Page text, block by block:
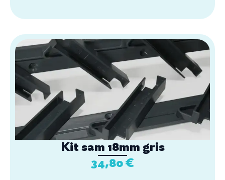
Kit sam 18mm gris
34,80€